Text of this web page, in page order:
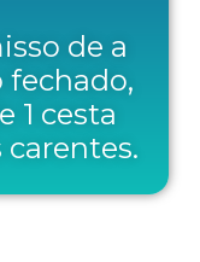
de a
fechado,
1 cesta